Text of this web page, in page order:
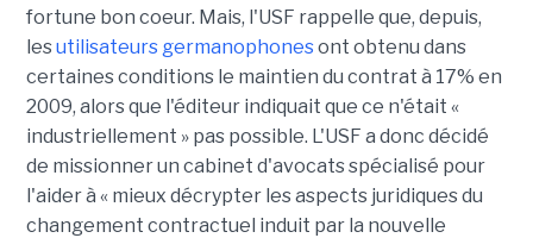
fortune bon coeur. Mais, l'USF rappelle que, depuis,
lesutilisateurs germanophonesont obtenu dans
certaines conditions le maintien du contrat à 17% en
2009, alors que l'éditeur indiquait que ce n'était «
industriellement » pas possible. L'USF a donc décidé
de missionner un cabinet d'avocats spécialisé pour
l'aider à « mieux décrypter les aspects juridiques du
changement contractuel induit par la nouvelle